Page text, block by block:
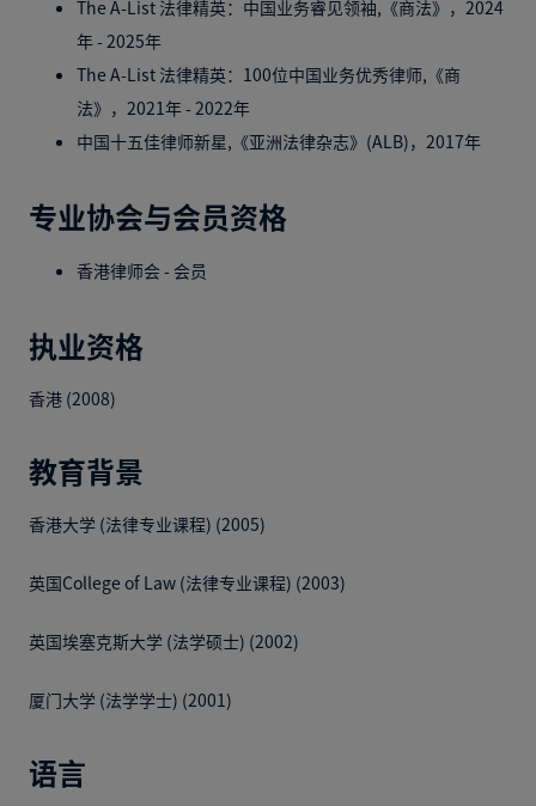
The A-List 法律精英：中国业务睿见领袖,《商法》，2024
年 - 2025年
The A-List 法律精英：100位中国业务优秀律师,《商
法》，2021年 - 2022年
中国十五佳律师新星,《亚洲法律杂志》(ALB)，2017年
专业协会与会员资格
香港律师会 - 会员
执业资格
香港 (2008)
教育背景
香港大学 (法律专业课程) (2005)
英国College of Law (法律专业课程) (2003)
英国埃塞克斯大学 (法学硕士) (2002)
厦门大学 (法学学士) (2001)
语言